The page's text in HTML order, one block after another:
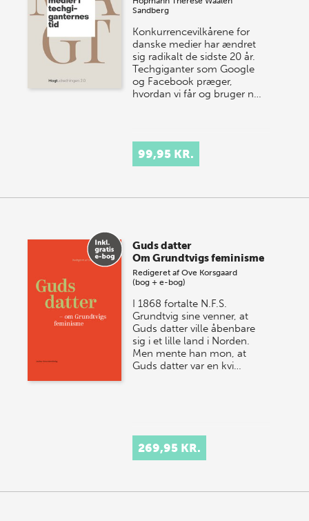
Sandberg
Konkurrencevilkårene for
danske medier har ændret
sig radikalt de sidste 20 år.
Techgiganter som Google
og Facebook præger,
hvordan vi får og bruger n…
99,95 KR.
Guds datter
Om Grundtvigs feminisme
Redigeret afOve Korsgaard
(bog + e-bog)
I 1868 fortalte N.F.S.
Grundtvig sine venner, at
Guds datter ville åbenbare
sig i et lille land i Norden.
Men mente han mon, at
Guds datter var en kvi…
269,95 KR.